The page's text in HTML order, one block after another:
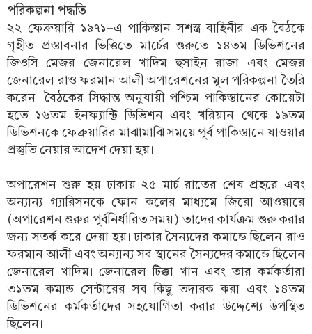
পরিকল্পনা পদ্ধতি
২২ ফেব্রুয়ারি ১৯৭১-এ পাকিস্তান সশস্ত্র বাহিনীর এক বৈঠকে
গৃহীত প্রস্তাবনার ভিত্তিতে মার্চের শুরুতে ১৪তম ডিভিশনের
জিওসি মেজর জেনারেল খাদিম হুসাইন রাজা এবং মেজর
জেনারেল রাও ফরমান আলী অপারেশনের মূল পরিকল্পনা তৈরি
করেন। বৈঠকের সিদ্ধান্ত অনুযায়ী পশ্চিম পাকিস্তানের কোয়েটা
হতে ১৬তম ইনফ্যান্ট্রি ডিভিশন এবং খরিয়ান থেকে ১৯তম
ডিভিশনকে ফেব্রুয়ারির মাঝামাঝি সময়ে পূর্ব পাকিস্তানে যাওয়ার
প্রস্তুতি নেয়ার আদেশ দেয়া হয়।
অপারেশন শুরু হয় ঢাকায় ২৫ মার্চ রাতের শেষ প্রহরে এবং
অন্যান্য গ্যারিসনকে ফোন কলের মাধ্যমে জিরো আওয়ারে
(অপারেশন শুরুর পূর্বনির্ধারিত সময়) তাদের কার্যক্রম শুরু করার
জন্য সতর্ক করে দেয়া হয়। ঢাকার সৈন্যদের কমান্ডে ছিলেন রাও
ফরমান আলী এবং অন্যান্য সব স্থানের সৈন্যদের কমান্ডে ছিলেন
জেনারেল খাদিম। জেনারেল টিক্কা খান এবং তার কর্মকর্তারা
৩১তম কমান্ড সেন্টারের সব কিছু তদারক করা এবং ১৪তম
ডিভিশনের কর্মকর্তাদের সহযোগিতা করার উদ্দেশ্যে উপস্থিত
ছিলেন।